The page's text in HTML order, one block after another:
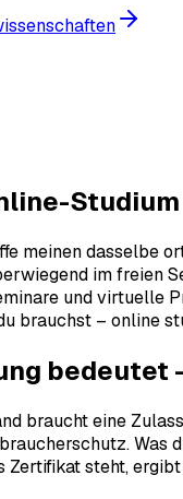
meinen dasselbe
im freien
und virtuelle
brauchst – online
bedeutet
braucht eine
Was
steht,